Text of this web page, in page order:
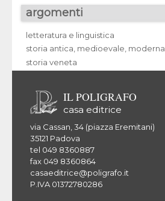
argomenti
letteratura e linguistica
storia antica, medioevale, moderna
storia veneta
IL POLIGRAFO
casa editrice
via Cassan, 34 (piazza Eremitani)
35121 Padova
tel 049 8360887
fax 049 8360864
casaeditrice@poligrafo.it
P.IVA 01372780286